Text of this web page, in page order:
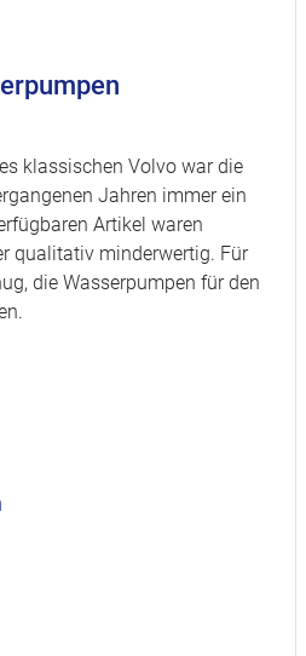
klassischen Volvo war die
Jahren immer ein
Artikel waren
qualitativ minderwertig. Für
die Wasserpumpen für den